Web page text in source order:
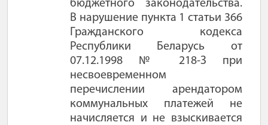
бюджетного законодательства.
В нарушение пункта 1 статьи 366
Гражданского кодекса
Республики Беларусь от
07.12.1998 № 218-З при
несвоевременном
перечислении арендатором
коммунальных платежей не
начисляется и не взыскивается